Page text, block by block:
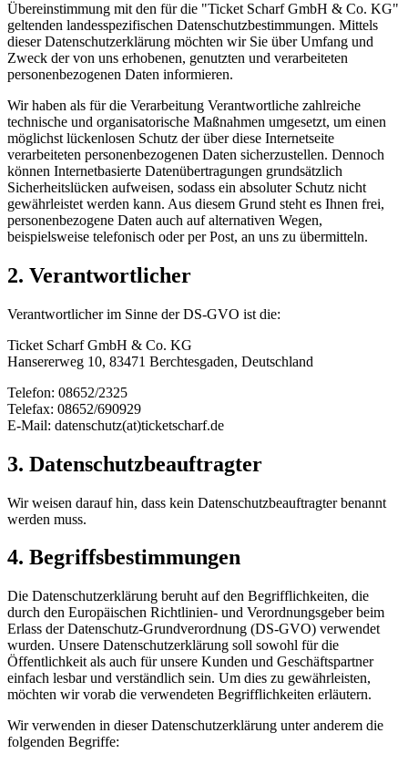
Übereinstimmung mit den für die "Ticket Scharf GmbH & Co. KG"
geltenden landesspezifischen Datenschutzbestimmungen. Mittels
dieser Datenschutzerklärung möchten wir Sie über Umfang und
Zweck der von uns erhobenen, genutzten und verarbeiteten
personenbezogenen Daten informieren.
Wir haben als für die Verarbeitung Verantwortliche zahlreiche
technische und organisatorische Maßnahmen umgesetzt, um einen
möglichst lückenlosen Schutz der über diese Internetseite
verarbeiteten personenbezogenen Daten sicherzustellen. Dennoch
können Internetbasierte Datenübertragungen grundsätzlich
Sicherheitslücken aufweisen, sodass ein absoluter Schutz nicht
gewährleistet werden kann. Aus diesem Grund steht es Ihnen frei,
personenbezogene Daten auch auf alternativen Wegen,
beispielsweise telefonisch oder per Post, an uns zu übermitteln.
2. Verantwortlicher
Verantwortlicher im Sinne der DS-GVO ist die:
Ticket Scharf GmbH & Co. KG
Hansererweg 10, 83471 Berchtesgaden, Deutschland
Telefon: 08652/2325
Telefax: 08652/690929
E-Mail: datenschutz(at)ticketscharf.de
3. Datenschutzbeauftragter
Wir weisen darauf hin, dass kein Datenschutzbeauftragter benannt
werden muss.
4. Begriffsbestimmungen
Die Datenschutzerklärung beruht auf den Begrifflichkeiten, die
durch den Europäischen Richtlinien- und Verordnungsgeber beim
Erlass der Datenschutz-Grundverordnung (DS-GVO) verwendet
wurden. Unsere Datenschutzerklärung soll sowohl für die
Öffentlichkeit als auch für unsere Kunden und Geschäftspartner
einfach lesbar und verständlich sein. Um dies zu gewährleisten,
möchten wir vorab die verwendeten Begrifflichkeiten erläutern.
Wir verwenden in dieser Datenschutzerklärung unter anderem die
folgenden Begriffe: